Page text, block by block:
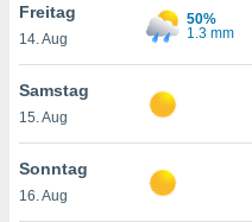
Freitag
14. Aug
50%
1.3 mm
Samstag
15. Aug
Sonntag
16. Aug